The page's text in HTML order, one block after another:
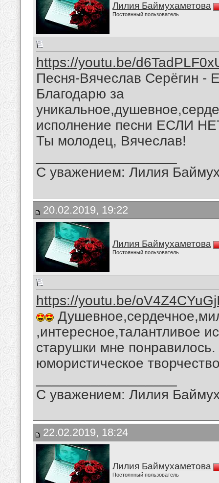
Лилия Баймухаметова
Постоянный пользователь
https://youtu.be/
Песня-Вячеслав Серёгин -
Благодарю за
исполнение песни ЕСЛИ
Ты молодец, Вячеслав!
С уважением: Лилия
20.02.2019, 19:22
Лилия Баймухаметова
Постоянный пользователь
https://youtu.be/
,интересное,талантливое
старушки мне
юмористическое
С уважением: Лилия
22.02.2019, 18:24
Лилия Баймухаметова
Постоянный пользователь